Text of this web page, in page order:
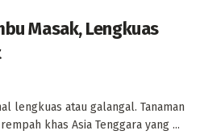
Masak, Lengkuas
lengkuas atau galangal. Tanaman
khas Asia Tenggara yang ...